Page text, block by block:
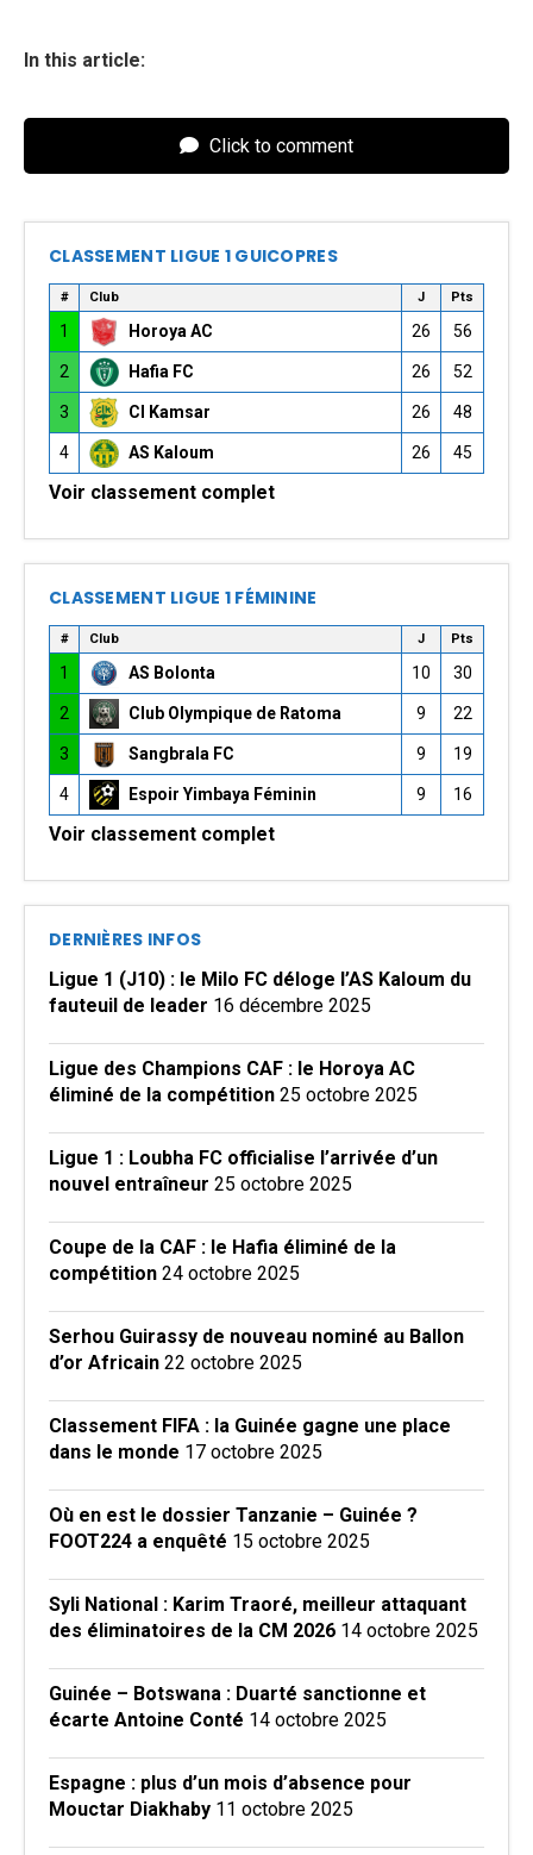
In this article:
Click to comment
CLASSEMENT LIGUE 1 GUICOPRES
# Club J Pts
1 Horoya AC 26 56
2 Hafia FC 26 52
3 CI Kamsar 26 48
4 AS Kaloum 26 45
Voir classement complet
CLASSEMENT LIGUE 1 FÉMININE
# Club J Pts
1 AS Bolonta 10 30
2 Club Olympique de Ratoma 9 22
3 Sangbrala FC 9 19
4 Espoir Yimbaya Féminin 9 16
Voir classement complet
DERNIÈRES INFOS
Ligue 1 (J10) : le Milo FC déloge l’AS Kaloum du
fauteuil de leader 16 décembre 2025
Ligue des Champions CAF : le Horoya AC
éliminé de la compétition 25 octobre 2025
Ligue 1 : Loubha FC officialise l’arrivée d’un
nouvel entraîneur 25 octobre 2025
Coupe de la CAF : le Hafia éliminé de la
compétition 24 octobre 2025
Serhou Guirassy de nouveau nominé au Ballon
d’or Africain 22 octobre 2025
Classement FIFA : la Guinée gagne une place
dans le monde 17 octobre 2025
Où en est le dossier Tanzanie – Guinée ?
FOOT224 a enquêté 15 octobre 2025
Syli National : Karim Traoré, meilleur attaquant
des éliminatoires de la CM 2026 14 octobre 2025
Guinée – Botswana : Duarté sanctionne et
écarte Antoine Conté 14 octobre 2025
Espagne : plus d’un mois d’absence pour
Mouctar Diakhaby 11 octobre 2025